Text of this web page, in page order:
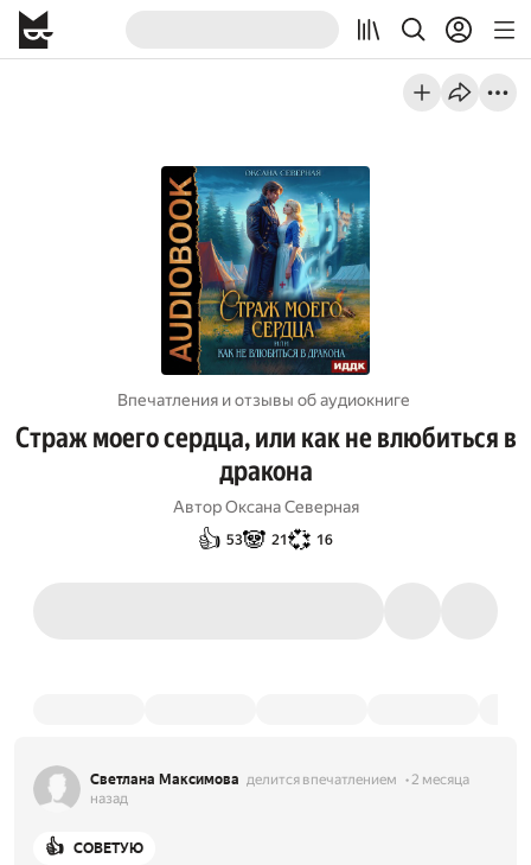
Впечатления и отзывы об aудиокниге
Страж моего сердца, или как не влюбиться в
дракона
Автор Оксана Северная
👍 53🐼 21💞 16
Светлана Максимова делится впечатлением
2 месяца
назад
👍 СОВЕТУЮ